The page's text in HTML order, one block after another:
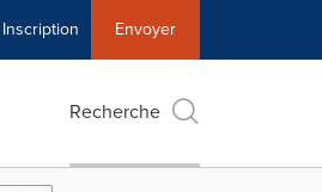
Inscription Envoyer
Recherche